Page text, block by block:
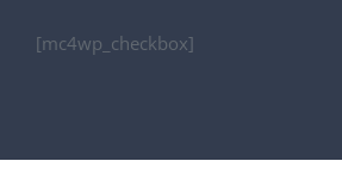
[mc4wp_checkbox]